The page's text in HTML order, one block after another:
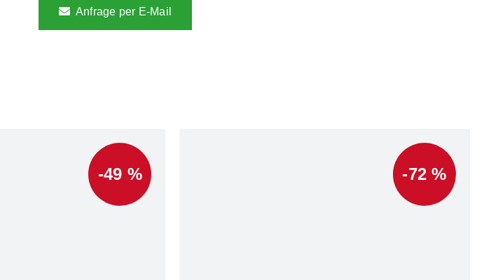
Anfrage per E-Mail
-49 % -72 %